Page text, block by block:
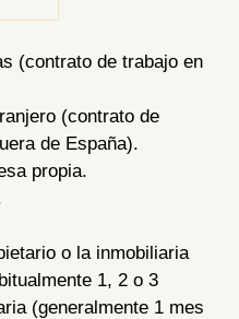
(contrato de trabajo en
(contrato de
de España).
propia.
o la inmobiliaria
1, 2 o 3
(generalmente 1 mes